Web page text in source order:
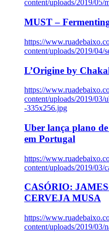
content/uploads/2019/05/
MUST –
https://
content/uploads/2019/04/
L’Origine by
https://
content/uploads/2019/03/
-335x256.jpg
Uber lança plano
em Portugal
https://
content/uploads/2019/03/
CASÓRIO:
CERVEJA MUSA
https://
content/uploads/2019/03/